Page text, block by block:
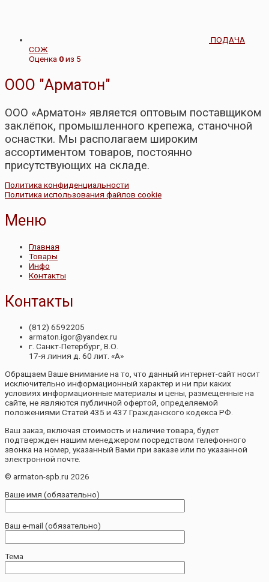
ПОДАЧА
СОЖ
Оценка 0из 5
ООО "Арматон"
ООО «Арматон» является оптовым поставщиком
заклёпок, промышленного крепежа, станочной
оснастки. Мы располагаем широким
ассортиментом товаров, постоянно
присутствующих на складе.
Политика конфиденциальности
Политика использования файлов cookie
Меню
Главная
Товары
Инфо
Контакты
Контакты
(812) 6592205
armaton.igor@yandex.ru
г. Санкт-Петербург, В.О.
17-я линия д. 60 лит. «А»
Обращаем Ваше внимание на то, что данный интернет-сайт носит
исключительно информационный характер и ни при каких
условиях информационные материалы и цены, размещенные на
сайте, не являются публичной офертой, определяемой
положениями Статей 435 и 437 Гражданского кодекса РФ.
Ваш заказ, включая стоимость и наличие товара, будет
подтвержден нашим менеджером посредством телефонного
звонка на номер, указанный Вами при заказе или по указанной
электронной почте.
© armaton-spb.ru 2026
Ваше имя (обязательно)
Ваш e-mail (обязательно)
Тема